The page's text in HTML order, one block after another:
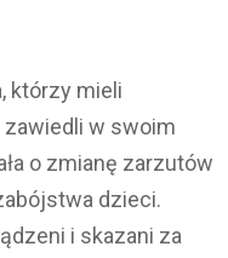
którzy mieli
zawiedli w swoim
o zmianę zarzutów
dzieci.
i skazani za